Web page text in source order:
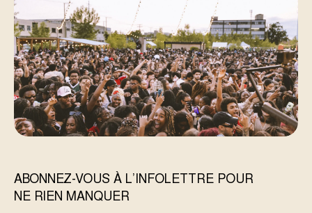
ABONNEZ-VOUS À L’INFOLETTRE POUR
NE RIEN MANQUER